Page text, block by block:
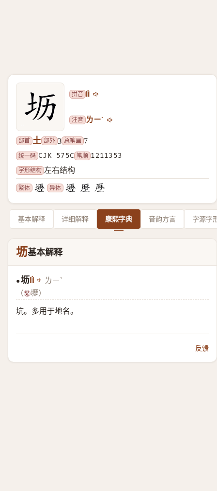
拼音 lì
注音 ㄌㄧˋ
部首 土 部外 3 总笔画 7
统一码 CJK 575C 笔顺 1211353
字形结构 左右结构
繁体 异体
基本解释 详细解释 康熙字典 音韵方言 字源字
坜基本解释
●坜 lì ㄌㄧˋ
（
壢）
坑。多用于地名。
反馈